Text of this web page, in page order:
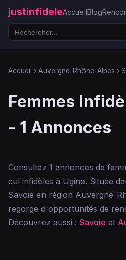
justinfideleAccueilBlog
Accueil › Auvergne-Rhône-Alpes ›
Femmes
- 1 Annonces
Consultez 1 annonces de
cul infidèles à Ugine. Située
Savoie en région Auvergne-
regorge d'opportunités de
Découvrez aussi : Savoie et